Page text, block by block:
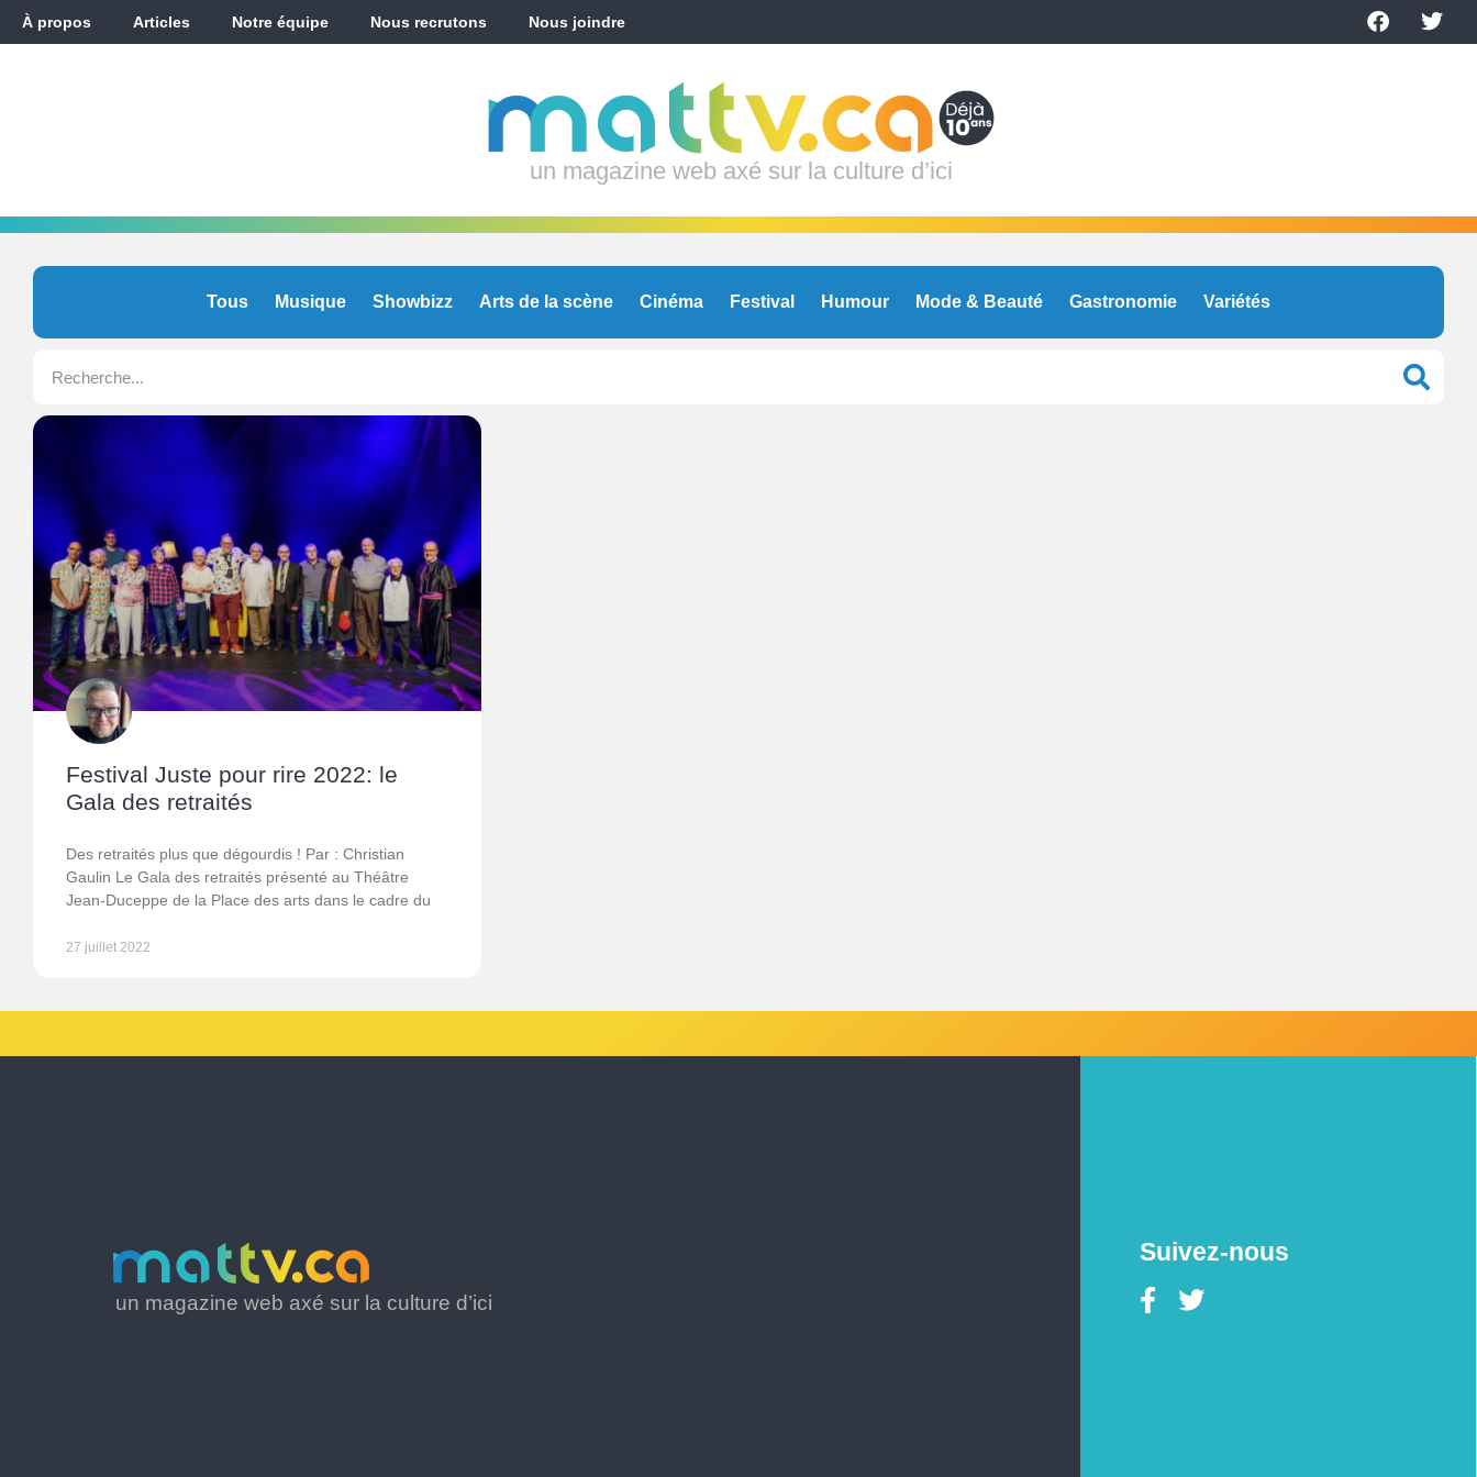
À propos Articles Notre équipe Nous recrutons Nous joindre
un magazine web axé sur la culture d’ici
Tous Musique Showbizz Arts de la scène Cinéma Festival Humour Mode & Beauté Gastronomie Variétés
Festival Juste pour rire 2022: le
Gala des retraités
Des retraités plus que dégourdis ! Par : Christian
Gaulin Le Gala des retraités présenté au Théâtre
Jean-Duceppe de la Place des arts dans le cadre du
27 juillet 2022
un magazine web axé sur la culture d’ici
Suivez-nous